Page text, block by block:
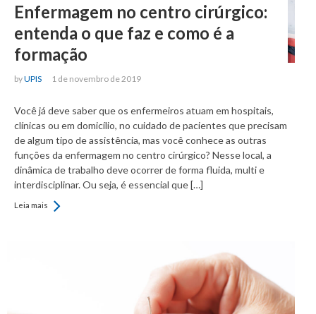
Enfermagem no centro cirúrgico:
entenda o que faz e como é a
formação
byUPIS 1 de novembro de 2019
Você já deve saber que os enfermeiros atuam em hospitais,
clínicas ou em domicílio, no cuidado de pacientes que precisam
de algum tipo de assistência, mas você conhece as outras
funções da enfermagem no centro cirúrgico? Nesse local, a
dinâmica de trabalho deve ocorrer de forma fluida, multi e
interdisciplinar. Ou seja, é essencial que […]
Leia mais